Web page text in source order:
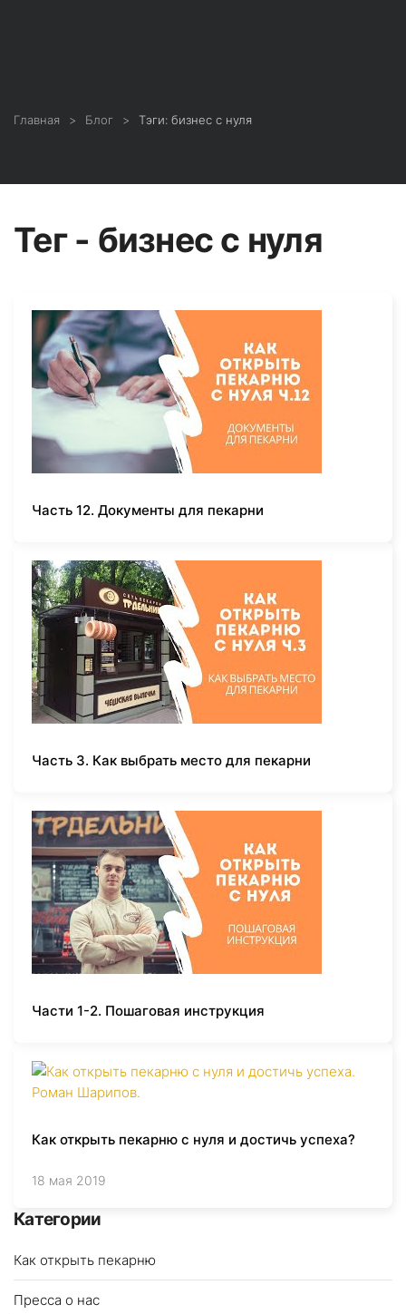
Главная Блог Тэги: бизнес с нуля
Тег - бизнес с нуля
Часть 12. Документы для пекарни
Часть 3. Как выбрать место для пекарни
Части 1-2. Пошаговая инструкция
Как открыть пекарню с нуля и достичь успеха?
18 мая 2019
Категории
Как открыть пекарню
Пресса о нас